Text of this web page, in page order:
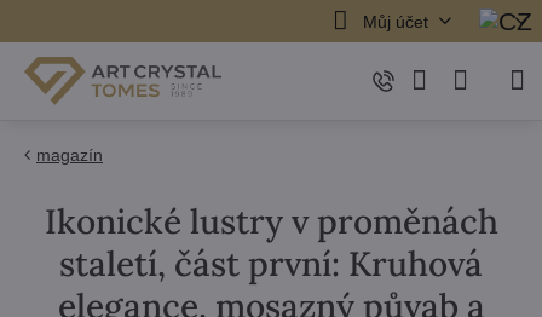
Můj účet
magazín
Ikonické lustry v proměnách
staletí, část první: Kruhová
elegance, mosazný půvab a